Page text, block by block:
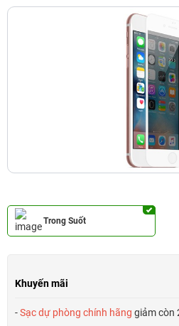
Trong Suốt
Khuyến mãi
-Sạc dự phòng chính hãng giảm còn